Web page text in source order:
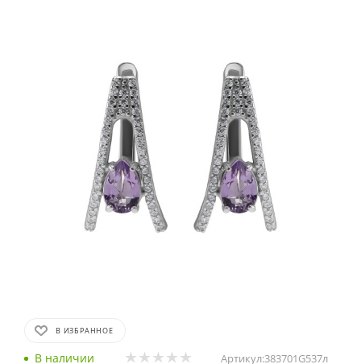
В ИЗБРАННОЕ
В наличии Артикул:383701G537л